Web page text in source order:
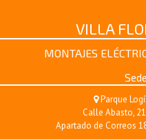
VILLA
MONTAJES
Parque
Calle Abasto,
Apartado de Correos